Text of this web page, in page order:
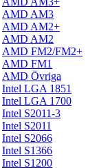
AMD AM3
AMD AM2+
AMD AM2
AMD FM2/FM2+
AMD FM1
AMD Övriga
Intel LGA 1851
Intel LGA 1700
Intel S2011-3
Intel S2011
Intel S2066
Intel S1366
Intel S1200